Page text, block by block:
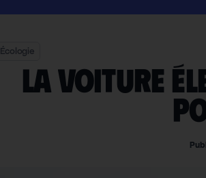
Écologie
La voiture